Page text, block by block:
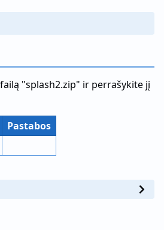
"splash2.zip" ir perrašykite jį
Pastabos